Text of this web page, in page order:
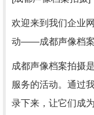
欢迎来到我们企业
动——成都声像档案
成都声像档案拍摄
服务的活动。通过
录下来，让它们成